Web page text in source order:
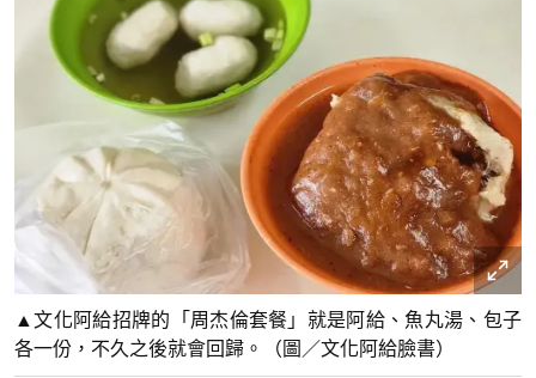
▲文化阿給招牌的「周杰倫套餐」就是阿給、魚丸湯、包子
各一份，不久之後就會回歸。（圖／文化阿給臉書）